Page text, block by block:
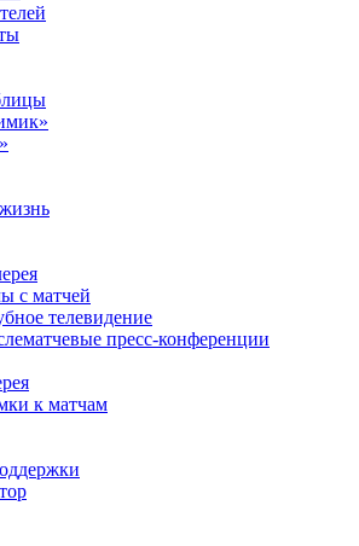
с матчей
телевидение
пресс-конференции
к матчам